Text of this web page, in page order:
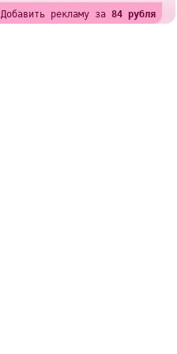
Добавить рекламу за 84 рубля